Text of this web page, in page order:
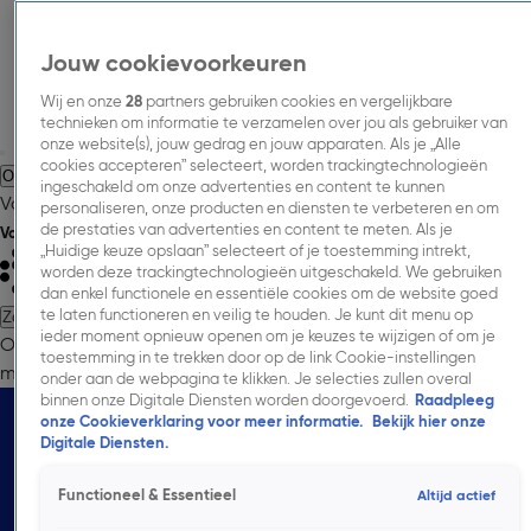
Over Talpa Media. Adverteren. Inspiratie. Nieuws. Inkoopinformatie.
Vacatures.Contact.
Volg Talpa Media
Zoeken
Over Talpa Media.Adverteren.Onze
merken.Cases.Onderzoeken.Nieuws. Inkoopinformatie.
Onze radio en digitale audio-
oplossingen.
Of je nu werkt aan merkbekendheid, een positieve
merkhouding of directe performance: wij vertalen jouw
Jouw cookievoorkeuren
Wij en onze 28partners gebruiken cookies en vergelijkbare
technieken om informatie te verzamelen over jou als gebruiker van
onze website(s), jouw gedrag en jouw apparaten. Als je „Alle
cookies accepteren” selecteert, worden trackingtechnologieën
ingeschakeld om onze advertenties en content te kunnen
personaliseren, onze producten en diensten te verbeteren en om
de prestaties van advertenties en content te meten. Als je
„Huidige keuze opslaan” selecteert of je toestemming intrekt,
worden deze trackingtechnologieën uitgeschakeld. We gebruiken
dan enkel functionele en essentiële cookies om de website goed
te laten functioneren en veilig te houden. Je kunt dit menu op
ieder moment opnieuw openen om je keuzes te wijzigen of om je
toestemming in te trekken door op de link Cookie-instellingen
onder aan de webpagina te klikken. Je selecties zullen overal
binnen onze Digitale Diensten worden doorgevoerd. Raadpleeg
onze Cookieverklaring voor meer informatie.
Bekijk hier onze
Digitale Diensten.
Functioneel & Essentieel Altijd actief